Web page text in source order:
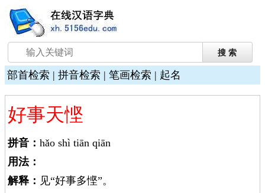
部首检索 | 拼音检索 | 笔画检索 | 起名
好事天悭
拼音： hǎo shì tiān qiān
用法：
解释： 见“好事多悭”。